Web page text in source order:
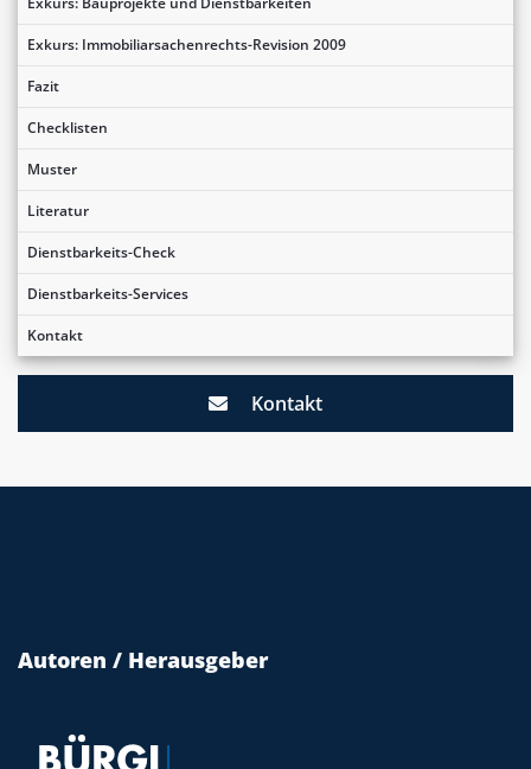
Exkurs: Immobiliarsachenrechts-Revision 2009
Fazit
Checklisten
Muster
Literatur
Dienstbarkeits-Check
Dienstbarkeits-Services
Kontakt
Kontakt
Autoren / Herausgeber